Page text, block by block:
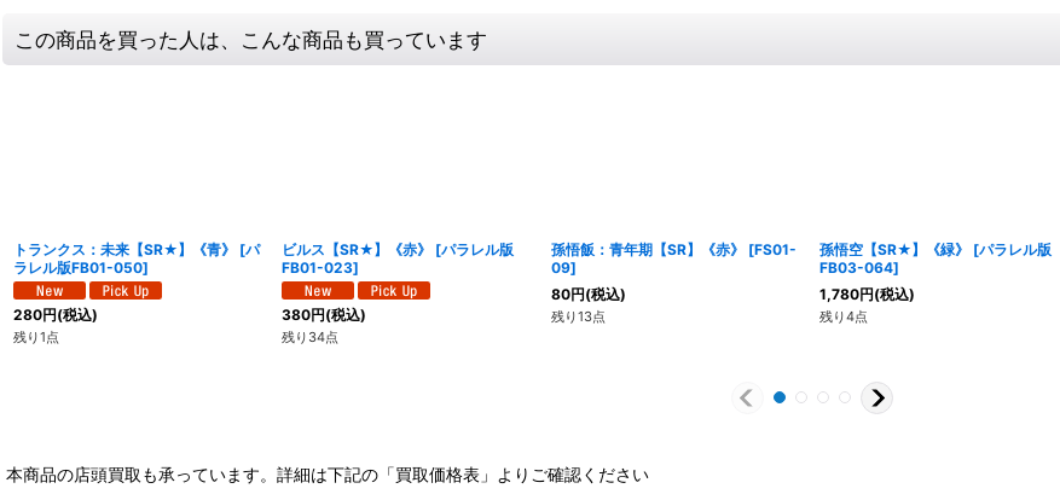
この商品を買った人は、こんな商品も買っています
トランクス：未来【SR★】《青》 [パ
ラレル版FB01-050]
280円(税込)
残り1点
ビルス【SR★】《赤》 [パラレル版
FB01-023]
380円(税込)
残り34点
孫悟飯：青年期【SR】《赤》 [FS01-
09]
80円(税込)
残り13点
孫悟空【SR★】《緑》 [パラレル版
FB03-064]
1,780円(税込)
残り4点
本商品の店頭買取も承っています。詳細は下記の「買取価格表」よりご確認ください